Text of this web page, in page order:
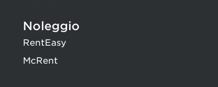
Noleggio
RentEasy
McRent